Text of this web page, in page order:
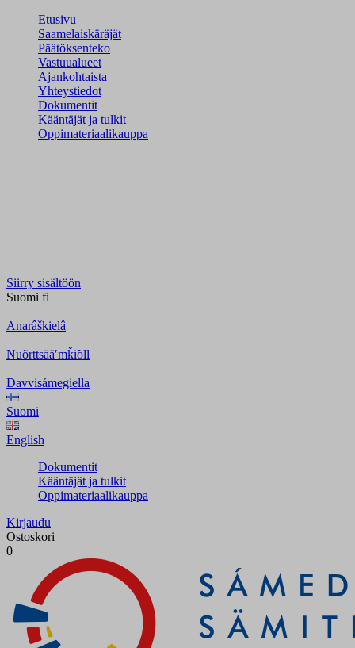
Etusivu
Saamelaiskäräjät
Päätöksenteko
Vastuualueet
Ajankohtaista
Yhteystiedot
Dokumentit
Kääntäjät ja tulkit
Oppimateriaalikauppa
Siirry sisältöön
Suomi fi
Anarâškielâ
Nuõrttsääʹmǩiõll
Davvisámegiella
Suomi
English
Dokumentit
Kääntäjät ja tulkit
Oppimateriaalikauppa
Kirjaudu
Ostoskori
0